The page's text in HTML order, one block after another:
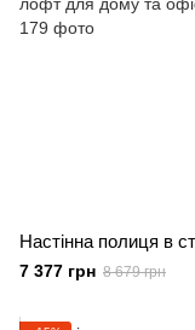
7 377 грн 8 679 грн